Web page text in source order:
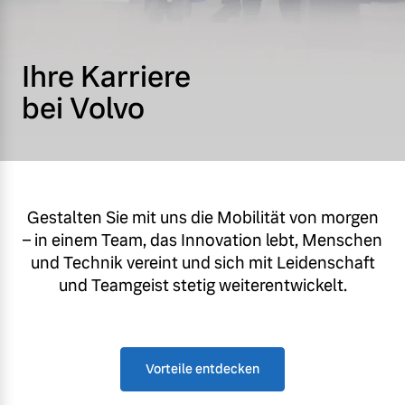
4 Modelle
Editionsmodelle
Konnektivität
Angebot anfragen
Gebrauchtwagen
Volvo kauft Ihr Auto
Zubehörkatalog
Service by Volvo
Sie erhalten bei uns eine
Karriere
Unsere News & Events
Ihre Karriere
bei Volvo
Gestalten Sie mit uns die Mobilität von morgen
– in einem Team, das Innovation lebt, Menschen
und Technik vereint und sich mit Leidenschaft
und Teamgeist stetig weiterentwickelt.
Vorteile entdecken